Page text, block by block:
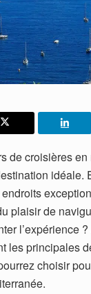
de croisières
idéale.
plaisir de
l’expérience
les principales
choisir